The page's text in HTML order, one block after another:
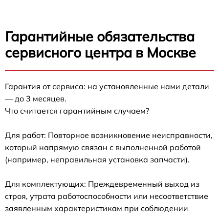
Гарантийные обязательства
сервисного центра в Москве
Гарантия от сервиса: на установленные нами детали
— до 3 месяцев.
Что считается гарантийным случаем?
Для работ: Повторное возникновение неисправности,
который напрямую связан с выполненной работой
(например, неправильная установка запчасти).
Для комплектующих: Преждевременный выход из
строя, утрата работоспособности или несоответствие
заявленным характеристикам при соблюдении